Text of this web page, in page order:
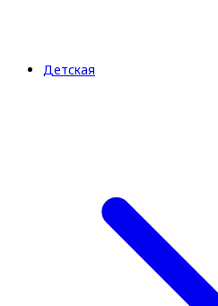
Детская